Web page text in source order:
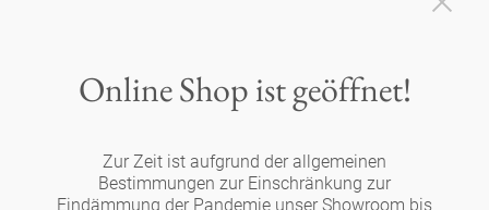
Neuheiten
Alice
Showroom
Über uns
Online Shop ist geöffnet!
Zur Zeit ist aufgrund der allgemeinen
Bestimmungen zur Einschränkung zur
Eindämmung der Pandemie unser Showroom bis